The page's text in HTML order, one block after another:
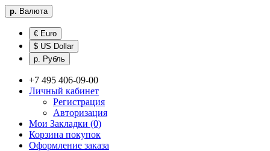
р. Валюта
€ Euro
$ US Dollar
р. Рубль
+7 495 406-09-00
Личный кабинет
Регистрация
Авторизация
Мои Закладки (0)
Корзина покупок
Оформление заказа